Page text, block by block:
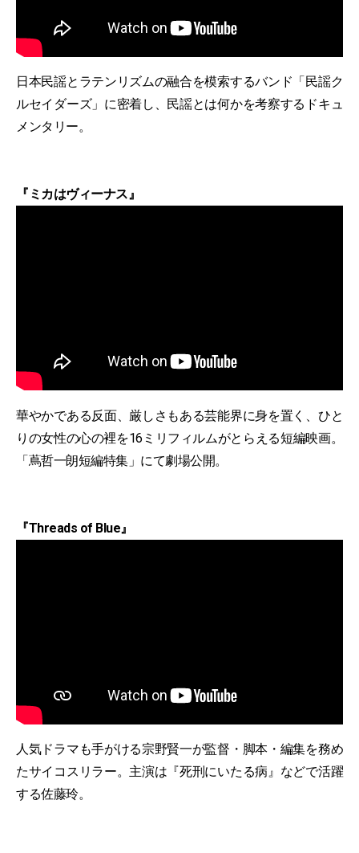
日本民謡とラテンリズムの融合を模索するバンド「民謡ク
ルセイダーズ」に密着し、民謡とは何かを考察するドキュ
メンタリー。
『ミカはヴィーナス』
華やかである反面、厳しさもある芸能界に身を置く、ひと
りの女性の心の裡を16ミリフィルムがとらえる短編映画。
「蔦哲一朗短編特集」にて劇場公開。
『Threads of Blue』
人気ドラマも手がける宗野賢一が監督・脚本・編集を務め
たサイコスリラー。主演は『死刑にいたる病』などで活躍
する佐藤玲。